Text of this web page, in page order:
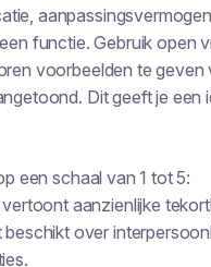
functie. Gebruik open
voorbeelden te
Dit geeft je
een schaal van 1 tot 5:
aanzienlijke
beschikt over